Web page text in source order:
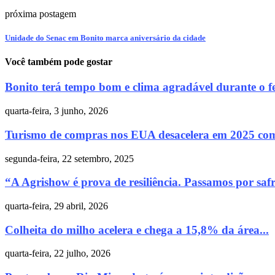
próxima postagem
Unidade do Senac em Bonito marca aniversário da cidade
Você também pode gostar
Bonito terá tempo bom e clima agradável durante o
quarta-feira, 3 junho, 2026
Turismo de compras nos EUA desacelera em 2025
segunda-feira, 22 setembro, 2025
“A Agrishow é prova de resiliência. Passamos por
quarta-feira, 29 abril, 2026
Colheita do milho acelera e chega a 15,8% da área...
quarta-feira, 22 julho, 2026